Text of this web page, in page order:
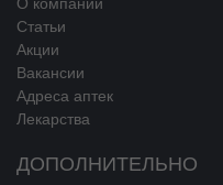
изоферментный профиль
липопротеидов высокой
гиперурикемией снижает
Периндоприл улучшает
Периндоприл нормализует
Статьи
Акции
Вакансии
Адреса аптек
Лекарства
ДОПОЛНИТЕЛЬНО